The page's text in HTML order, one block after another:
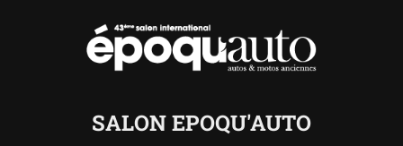
SALON EPOQU'AUTO